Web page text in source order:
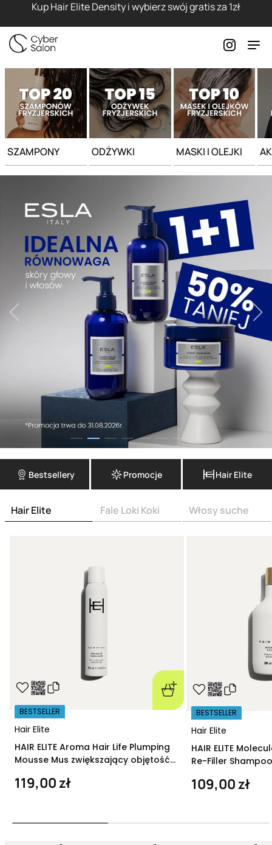
Kup Hair Elite Density i wybierz swój gratis za 1zł
SZAMPONY ODŻYWKI MASKI I OLEJKI
Bestsellery Promocje Hair Elite
Hair Elite Fale Loki Koki Włosy suche
Hair Elite
BESTSELLER
HAIR ELITE Aroma Hair Life Plumping
Mousse Mus zwiększający objętość
119,00 zł
Hair Elite
BESTSELLER
HAIR ELITE
Re-Filler
109,00 zł
Strona główna - Cyber Salon